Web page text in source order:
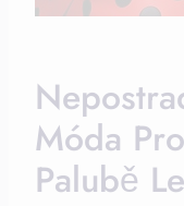
Móda
Palubě